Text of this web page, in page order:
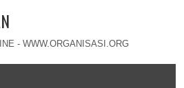
- WWW.ORGANISASI.ORG